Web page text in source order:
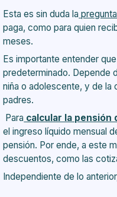
Esta es sin duda la
paga, como para quien
meses.
Es importante entender
predeterminado. Depende
niña o adolescente, y de la
padres.
Para calcular la pensión
el ingreso líquido mensual
pensión. Por ende, a este
descuentos, como las
Independiente de lo